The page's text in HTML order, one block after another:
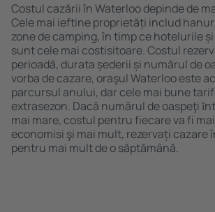
Costul cazării în Waterloo depinde de
Cele mai ieftine proprietăți includ
zone de camping, în timp ce hotelurile
sunt cele mai costisitoare. Costul
perioadă, durata șederii și numărul de
vorba de cazare, oraşul Waterloo este
parcursul anului, dar cele mai bune
extrasezon. Dacă numărul de oaspeţi
mai mare, costul pentru fiecare va fi
economisi şi mai mult, rezervați cazare
pentru mai mult de o săptămână.